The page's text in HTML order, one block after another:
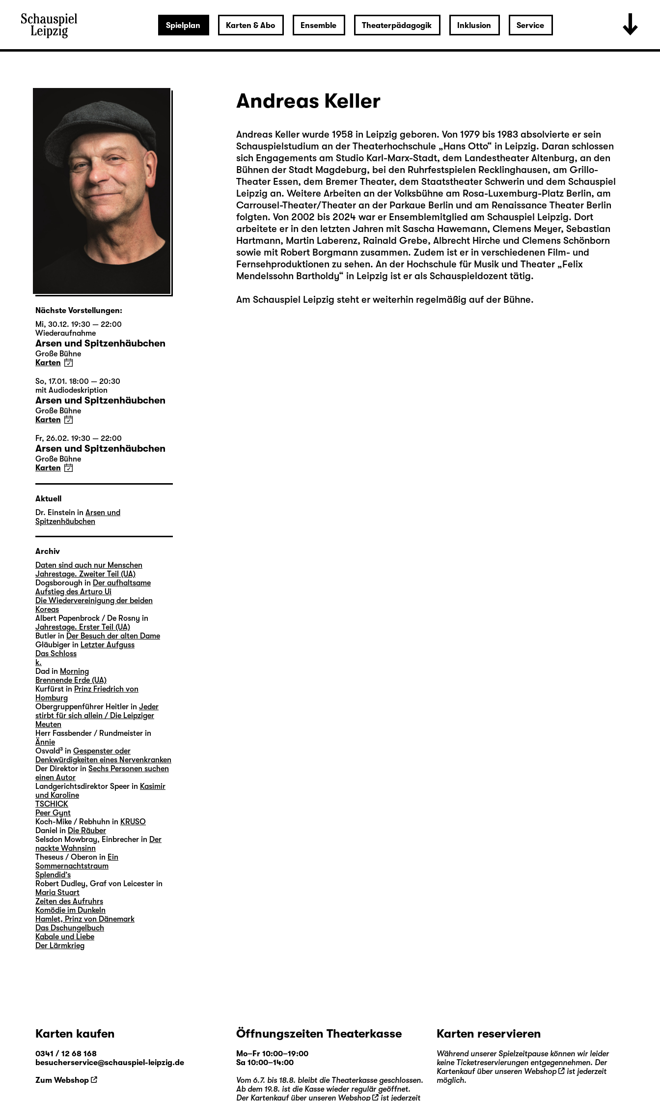
Spielplan Karten & Abo Ensemble Theaterpädagogik Inklusion Service
Andreas Keller
Andreas Keller wurde 1958 in Leipzig geboren. Von 1979 bis 1983 absolvierte er sein
Schauspielstudium an der Theaterhochschule „Hans Otto“ in Leipzig. Daran schlossen
sich Engagements am Studio Karl-Marx-Stadt, dem Landestheater Altenburg, an den
Bühnen der Stadt Magdeburg, bei den Ruhrfestspielen Recklinghausen, am Grillo-
Theater Essen, dem Bremer Theater, dem Staatstheater Schwerin und dem Schauspiel
Leipzig an. Weitere Arbeiten an der Volksbühne am Rosa-Luxemburg-Platz Berlin, am
Carrousel-Theater/Theater an der Parkaue Berlin und am Renaissance Theater Berlin
folgten. Von 2002 bis 2024 war er Ensemblemitglied am Schauspiel Leipzig. Dort
arbeitete er in den letzten Jahren mit Sascha Hawemann, Clemens Meyer, Sebastian
Hartmann, Martin Laberenz, Rainald Grebe, Albrecht Hirche und Clemens Schönborn
sowie mit Robert Borgmann zusammen. Zudem ist er in verschiedenen Film- und
Fernsehproduktionen zu sehen. An der Hochschule für Musik und Theater „Felix
Mendelssohn Bartholdy“ in Leipzig ist er als Schauspieldozent tätig.
Am Schauspiel Leipzig steht er weiterhin regelmäßig auf der Bühne.
Nächste Vorstellungen:
Mi, 30.12. 19:30 — 22:00
Wiederaufnahme
Arsen und Spitzenhäubchen
Große Bühne
Karten
So, 17.01. 18:00 — 20:30
mit Audiodeskription
Arsen und Spitzenhäubchen
Große Bühne
Karten
Fr, 26.02. 19:30 — 22:00
Arsen und Spitzenhäubchen
Große Bühne
Karten
Aktuell
Dr. Einstein in Arsen und
Spitzenhäubchen
Archiv
Daten sind auch nur Menschen
Jahrestage. Zweiter Teil (UA)
Dogsborough in Der aufhaltsame
Aufstieg des Arturo Ui
Die Wiedervereinigung der beiden
Koreas
Albert Papenbrock / De Rosny in
Jahrestage. Erster Teil (UA)
Butler in Der Besuch der alten Dame
Gläubiger in Letzter Aufguss
Das Schloss
k.
Dad in Morning
Brennende Erde (UA)
Kurfürst in Prinz Friedrich von
Homburg
Obergruppenführer Heitler in Jeder
stirbt für sich allein / Die Leipziger
Meuten
Herr Fassbender / Rundmeister in
Ännie
Osvald³ in Gespenster oder
Denkwürdigkeiten eines Nervenkranken
Der Direktor in Sechs Personen suchen
einen Autor
Landgerichtsdirektor Speer in Kasimir
und Karoline
TSCHICK
Peer Gynt
Koch-Mike / Rebhuhn in KRUSO
Daniel in Die Räuber
Selsdon Mowbray, Einbrecher in Der
nackte Wahnsinn
Theseus / Oberon in Ein
Sommernachtstraum
Splendid’s
Robert Dudley, Graf von Leicester in
Maria Stuart
Zeiten des Aufruhrs
Komödie im Dunkeln
Hamlet, Prinz von Dänemark
Das Dschungelbuch
Kabale und Liebe
Der Lärmkrieg
Karten kaufen
0341 / 12 68 168
besucherservice@schauspiel-leipzig.de
Zum Webshop
Öffnungszeiten Theaterkasse
Mo–Fr 10:00–19:00
Sa 10:00–14:00
Vom 6.7. bis 18.8. bleibt die Theaterkasse geschlossen.
Ab dem 19.8. ist die Kasse wieder regulär geöffnet.
Der Kartenkauf über unseren Webshop ist jederzeit
Karten reservieren
Während unserer Spielzeitpause können wir leider
keine Ticketreservierungen entgegennehmen. Der
Kartenkauf über unseren Webshop
ist jederzeit
möglich.